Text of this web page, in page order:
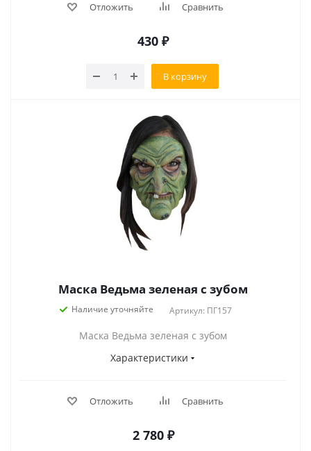
Отложить Сравнить
430 ₽
В корзину
Маска Ведьма зеленая с зубом
Наличие уточняйте Артикул: ПГ157
Маска Ведьма зеленая с зубом
Характеристики
Отложить Сравнить
2 780₽